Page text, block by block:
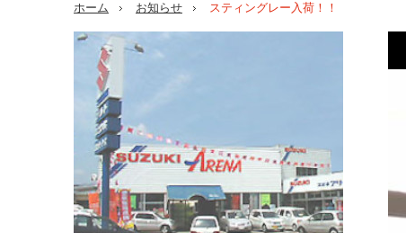
ホーム お知らせ スティングレー入荷！！